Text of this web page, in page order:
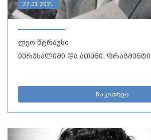
27.01.2021
ლეო შტრაუსი
იერუსალიმი და ათენი. ფრაგმენტი
წაკითხვა